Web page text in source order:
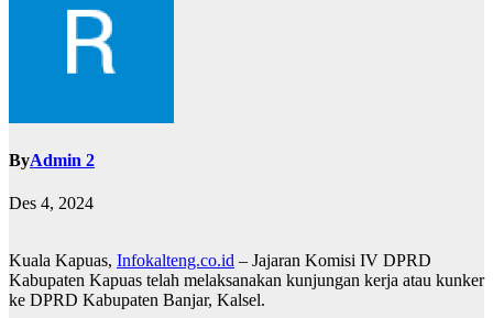
ByAdmin 2
Des 4, 2024
Kuala Kapuas, Infokalteng.co.id – Jajaran Komisi IV DPRD
Kabupaten Kapuas telah melaksanakan kunjungan kerja atau kunker
ke DPRD Kabupaten Banjar, Kalsel.